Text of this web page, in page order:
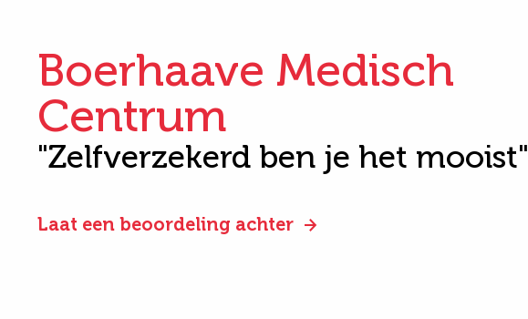
Boerhaave Medisch
Centrum
"Zelfverzekerd ben je het mooist"
Laat een beoordeling achter